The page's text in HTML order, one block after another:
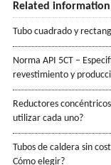
Related information
Tubo cuadrado y
Norma API 5CT –
revestimiento y
Reductores
utilizar cada uno?
Tubos de caldera sin
Cómo elegir?